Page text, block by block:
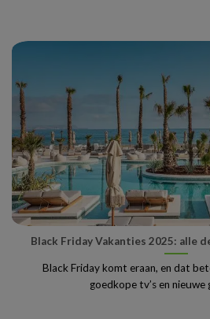
Black Friday Vakanties 2025: alle
Black Friday komt eraan, en dat
goedkope tv’s en nieuwe